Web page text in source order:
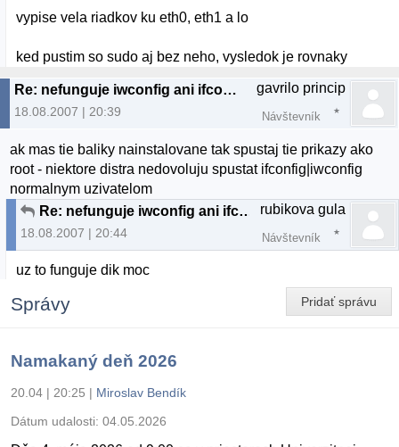
vypise vela riadkov ku eth0, eth1 a lo
ked pustim so sudo aj bez neho, vysledok je rovnaky
Re: nefunguje iwconfig ani ifconfig
18.08.2007 | 20:39
gavrilo princip
Návštevník
ak mas tie baliky nainstalovane tak spustaj tie prikazy ako
root - niektore distra nedovoluju spustat ifconfig|iwconfig
normalnym uzivatelom
Re: nefunguje iwconfig ani ifconfig
18.08.2007 | 20:44
rubikova gula
Návštevník
uz to funguje dik moc
Pridať správu
Správy
Namakaný deň 2026
20.04 | 20:25 | Miroslav Bendík
Dátum udalosti: 04.05.2026